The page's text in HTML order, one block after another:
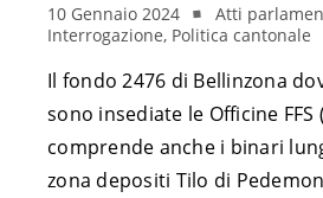
10 Gennaio 2024
Atti
Interrogazione, Politica cantonale
Il fondo 2476 di Bellinzona
sono insediate le Officine FFS
comprende anche i binari
zona depositi Tilo di